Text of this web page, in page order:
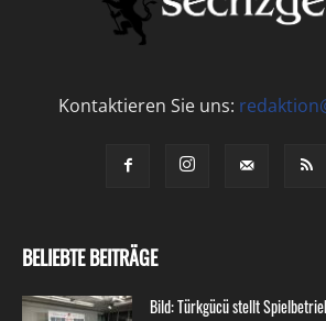
Kontaktieren Sie uns:
BELIEBTE BEITRÄGE
Bild: Türkgücü stellt